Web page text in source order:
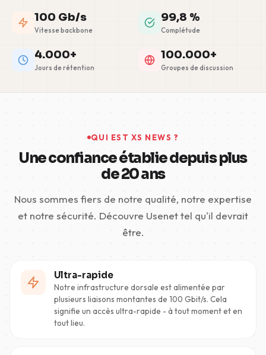
100 Gb/s
Vitesse backbone
99,8 %
Complétude
4.000+
Jours de rétention
100.000+
Groupes de discussion
QUI EST XS NEWS ?
Une confiance établie depuis plus
de 20 ans
Nous sommes fiers de notre qualité, notre expertise
et notre sécurité. Découvre Usenet tel qu'il devrait
être.
Ultra-rapide
Notre infrastructure dorsale est alimentée par
plusieurs liaisons montantes de 100 Gbit/s. Cela
signifie un accès ultra-rapide - à tout moment et en
tout lieu.